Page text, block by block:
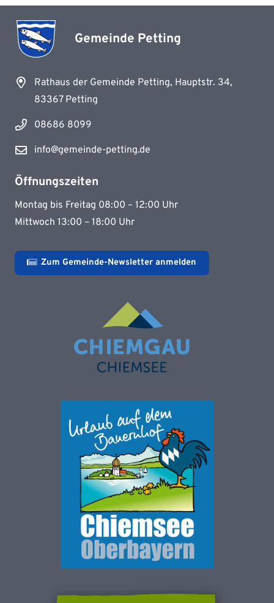
Gemeinde Petting
Rathaus der Gemeinde Petting, Hauptstr. 34,
83367 Petting
08686 8099
info@gemeinde-petting.de
Öffnungszeiten
Montag bis Freitag 08:00 – 12:00 Uhr
Mittwoch 13:00 – 18:00 Uhr
Zum Gemeinde-Newsletter anmelden